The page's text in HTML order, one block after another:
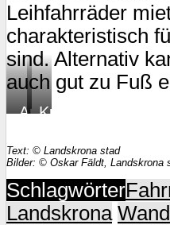
Leihfahrräder
charakteristisch
sind. Alternativ
auch gut zu Fuß
Ausblick
den
Öresund
Kurs
Ven
Text: © Landskrona stad
Bilder: © Oskar Fäldt, Landskrona
Schlagwörter
Landskrona